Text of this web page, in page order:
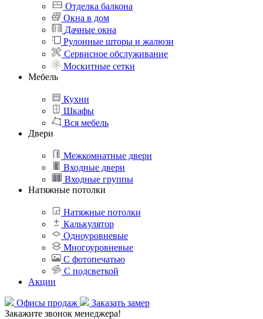
Отделка балкона
Окна в дом
Дачные окна
Рулонные шторы и жалюзи
Сервисное обслуживание
Москитные сетки
Мебель
Кухни
Шкафы
Вся мебель
Двери
Межкомнатные двери
Входные двери
Входные группы
Натяжные потолки
Натяжные потолки
Калькулятор
Одноуровневые
Многоуровневые
С фотопечатью
С подсветкой
Акции
Офисы продаж
Заказать замер
Закажите звонок менеджера!